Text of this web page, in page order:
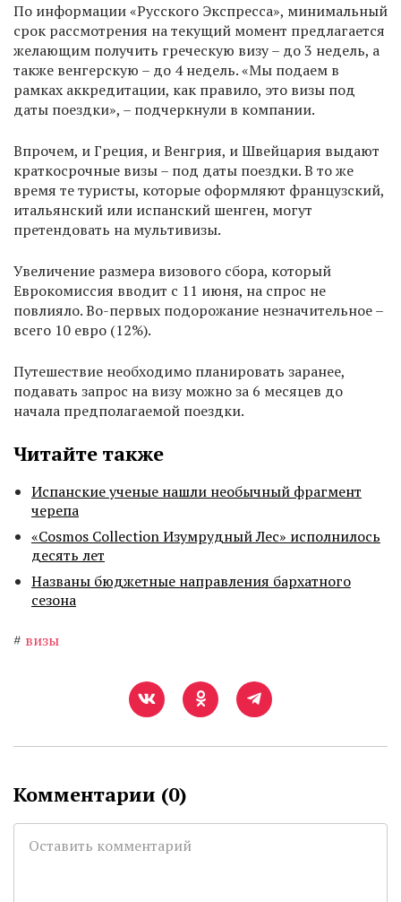
По информации «Русского Экспресса», минимальный
срок рассмотрения на текущий момент предлагается
желающим получить греческую визу – до 3 недель, а
также венгерскую – до 4 недель. «Мы подаем в
рамках аккредитации, как правило, это визы под
даты поездки», – подчеркнули в компании.
Впрочем, и Греция, и Венгрия, и Швейцария выдают
краткосрочные визы – под даты поездки. В то же
время те туристы, которые оформляют французский,
итальянский или испанский шенген, могут
претендовать на мультивизы.
Увеличение размера визового сбора, который
Еврокомиссия вводит с 11 июня, на спрос не
повлияло. Во-первых подорожание незначительное –
всего 10 евро (12%).
Путешествие необходимо планировать заранее,
подавать запрос на визу можно за 6 месяцев до
начала предполагаемой поездки.
Читайте также
Испанские ученые нашли необычный фрагмент
черепа
«Cosmos Collection Изумрудный Лес» исполнилось
десять лет
Названы бюджетные направления бархатного
сезона
# визы
Комментарии (0)